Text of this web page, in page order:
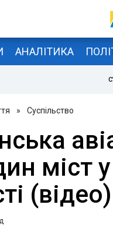
АНАЛІТИКА
» Суспільство
міст у
(відео)